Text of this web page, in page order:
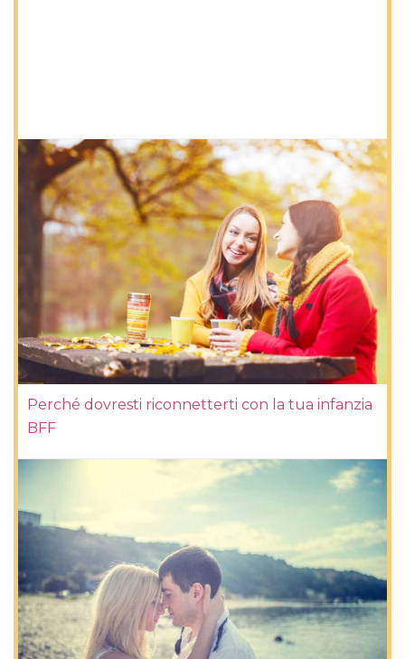
Perché dovresti riconnetterti con la tua infanzia
BFF